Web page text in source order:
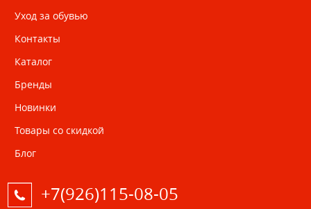
Уход за обувью
Контакты
Каталог
Бренды
Новинки
Товары со скидкой
Блог
+7(926)115-08-05